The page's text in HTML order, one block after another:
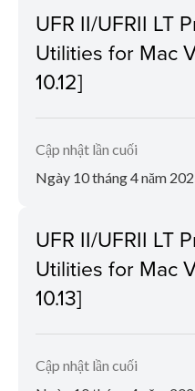
UFR II/UFRII LT
Utilities for Mac
10.12]
Cập nhật lần cuối
Ngày 10 tháng 4 năm
UFR II/UFRII LT
Utilities for Mac
10.13]
Cập nhật lần cuối